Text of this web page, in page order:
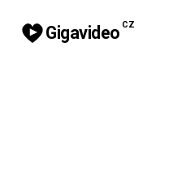
Gigavideo CZ